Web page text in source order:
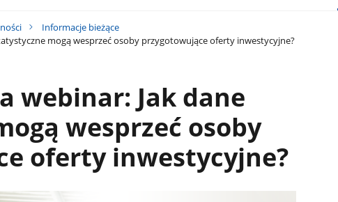
Informacje bieżące
mogą wesprzeć osoby przygotowujące oferty inwestycyjne?
webinar: Jak dane
wesprzeć osoby
oferty inwestycyjne?